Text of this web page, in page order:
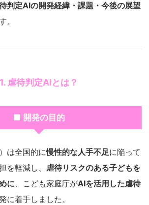
判定AIの開発経緯・課題・今後の展望
。
1. 虐待判定AIとは？
■ 開発の目的
は全国的に慢性的な人手不足に陥って
を軽減し、 虐待リスクのある子どもを
に、こども家庭庁がAIを活用した虐待
に着手しました。